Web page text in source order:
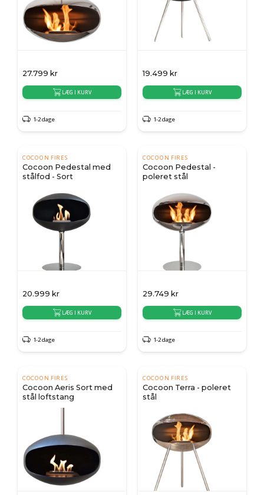
27.799 kr
LÆG I KURV
1-2 dage
19.499 kr
LÆG I KURV
1-2 dage
COCOON FIRES
Cocoon Pedestal med
stålfod - Sort
20.999 kr
LÆG I KURV
1-2 dage
COCOON FIRES
Cocoon Pedestal -
poleret stål
29.749 kr
LÆG I KURV
1-2 dage
COCOON FIRES
Cocoon Aeris Sort med
stål loftstang
COCOON FIRES
Cocoon Terra - poleret
stål